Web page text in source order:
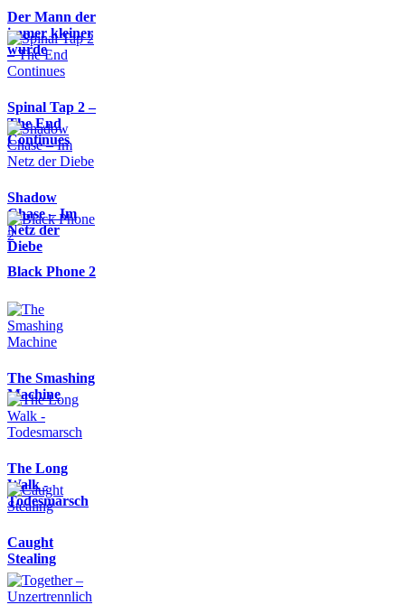
Der Mann der
immer kleiner
wurde
Spinal Tap 2 –
The End
Continues
Shadow
Chase – Im
Netz der
Diebe
Black Phone 2
The Smashing
Machine
The Long
Walk -
Todesmarsch
Caught
Stealing